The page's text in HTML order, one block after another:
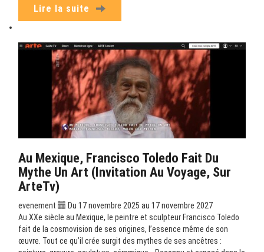
Lire la suite
Au Mexique, Francisco Toledo Fait Du
Mythe Un Art (Invitation Au Voyage, Sur
ArteTv)
evenement
Du 17 novembre 2025 au 17 novembre 2027
Au XXe siècle au Mexique, le peintre et sculpteur Francisco Toledo
fait de la cosmovision de ses origines, l’essence même de son
œuvre. Tout ce qu’il crée surgit des mythes de ses ancêtres :